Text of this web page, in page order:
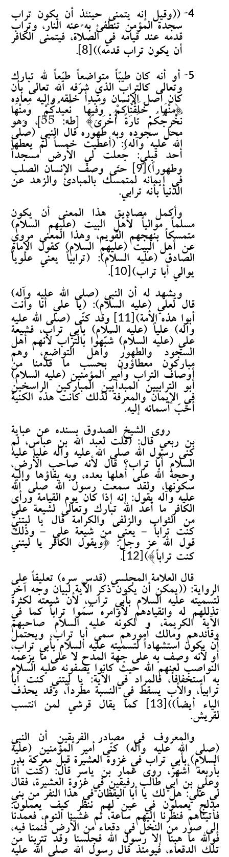
4-
((وقيل إنه يتمنى حينئذٍ أن يكون تراب
سجدة المؤمن تنطفئ به عنه النار، وتراب
قدمه عند قيامه في الصلاة، فيتمنى الكافر
أن يكون تراب قدمه))
.
5-
أو أنه كان طيبّاً متواضعاً طيّعاً لله تبارك
وتعالى كالتراب الذي شرّفه الله تعالى بأن
كان أصل الإنسان ومبدأ خلقه وإليه معاده
{مِنْهَا خَلَقْنَاكُمْ وَفِيهَا نُعِيدُكُمْ وَمِنْهَا
نُخْرِجُكُمْ تَارَةً أُخْرَى} [طه: 55]، وهو
محل سجوده وبه طهوره قال النبي (صلى
الله عليه وآله): (أعطيت خمساً لم يعطها
أحد قبلي: جُعِلت لي الأرض مسجداً
وطهوراً) [9]
حتى وصف الإنسان الصلب
في إيمانه لمتمسك بالمبادئ والزهد عن
الدنيا بأنه ترابي.
وأكمل مصاديق هذا المعنى أن يكون
مسلماً موالياً لأهل البيت (عليهم السلام)
متمسكاً بنهجهم القويم، وهذا المعنى مروي
عن أهل البيت (عليهم السلام) كقول الإمام
الصادق (عليه السلام): (ترابياً يعني علوياً
يوالي أبا تراب)
.
ويشهد له أن النبي (صلى الله عليه وآله)
قال لعلي (عليه السلام): (يا علي أنا وأنت
أبوا هذه الأمة)
وقد كنّى (صلى الله عليه
وآله) علياً (عليه السلام) بأبي تراب، فشيعة
علي (عليه السلام) شُبّهوا بالتراب لأنهم أهل
السجود والطهور وأهل التواضع، وهم
مباركون معطاؤون بحسب ما قدّمنا من
أوصاف التراب وأمير المؤمنين (عليه السلام)
أبو الترابيين المبدأيين المباركين الراسخين
في الإيمان والمعرفة لذلك كانت هذه الكنية
أحبّ أسمائه إليه.
روى الشيخ الصدوق بسنده عن عباية
بن ربعي قال: (قلت لعبد الله بن عباس، لم
كنى رسول الله صلى الله عليه وآله علياً عليه
السلام أبا تراب؟ قال لأنه صاحب الأرض،
وحجة الله على أهلها بعده، وبه بقاؤها وإليه
سكونها، ولقد سمعت رسول الله صلى الله
عليه وآله يقول: إنه إذا كان يوم القيامة ورأى
الكافر ما أعد الله تبارك وتعالى لشيعة علي
من الثواب والزلفى والكرامة قال يا ليتني
كنت تراباً - يعني من شيعة علي - وذلك
قول الله عز وجل: {ويقول الكافر يا ليتني
كنت تراباً})
.
قال العلامة المجلسي (قدس سره) تعليقاً على
الرواية: ((يمكن أن يكون ذكر الآية لبيان وجه آخر
لتسميته عليه السلام بأبي تراب، لأن شيعته لكثرة
تذللهم له وانقيادهم لأوامره سُمّوا تراباً كما في
الآية الكريمة، و لكونه عليه السلام صاحبهم
وقائدهم ومالك أمورهم سمي أبا تراب، ويحتمل
أن يكون استشهاداً لتسميته عليه السلام بأبي تراب،
أو لأنه وصف به على جهة المدح لا على ما يزعمه
النواصب لعنهم الله حيث كانوا يصفونه عليه السلام
به استخفافاً، فالمراد في الآية: يا ليتني كنت أبا
ترابياً، والأب يسقط في النسبة مطرداً، وقد يحذف
الياء أيضاً))
كما يقال قرشي لمن انتسب
لقريش.
والمعروف في مصادر الفريقين أن النبي
(صلى الله عليه وآله) كنّى أمير المؤمنين (عليه
السلام) بأبي تراب في غزوة العشيرة قبل معركة بدر
بأربعة أشهر، روى عمار بن ياسر قال: (كنت أنا
وعلي بن أبي طالب رفيقين في غزوة العشيرة، فقال
لي علي: هل لك يا أبا اليقظان في هذا النفر من بني
مدلج يعملون في عين لهم ننظر كيف يعملون:
فأتيناهم فنظرنا إليهم ساعة، ثم غشينا النوم، فعمدنا
إلى صور من النخل في دقعاء من الأرض فنمنا فيه،
فوالله ما هبنا إلا رسول الله فجلسنا وقد تتربنا من
تلك الدقعاء، فيومئذٍ قال رسول الله صلى الله عليه